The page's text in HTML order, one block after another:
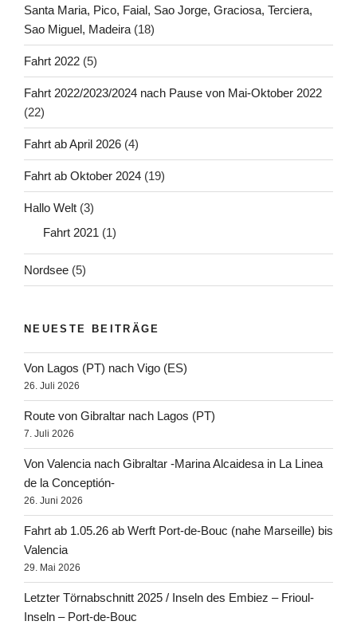
Santa Maria, Pico, Faial, Sao Jorge, Graciosa, Terciera,
Sao Miguel, Madeira (18)
Fahrt 2022 (5)
Fahrt 2022/2023/2024 nach Pause von Mai-Oktober 2022
(22)
Fahrt ab April 2026 (4)
Fahrt ab Oktober 2024 (19)
Hallo Welt (3)
Fahrt 2021 (1)
Nordsee (5)
NEUESTE BEITRÄGE
Von Lagos (PT) nach Vigo (ES)
26. Juli 2026
Route von Gibraltar nach Lagos (PT)
7. Juli 2026
Von Valencia nach Gibraltar -Marina Alcaidesa in La Linea
de la Conceptión-
26. Juni 2026
Fahrt ab 1.05.26 ab Werft Port-de-Bouc (nahe Marseille) bis
Valencia
29. Mai 2026
Letzter Törnabschnitt 2025 / Inseln des Embiez – Frioul-
Inseln – Port-de-Bouc